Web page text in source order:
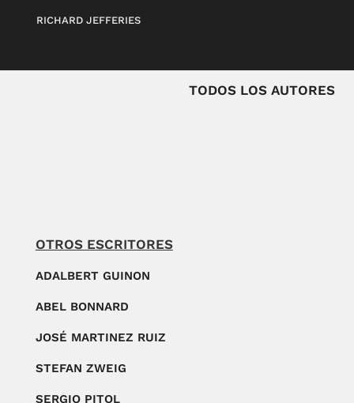
RICHARD JEFFERIES
TODOS LOS AUTORES
OTROS ESCRITORES
ADALBERT GUINON
ABEL BONNARD
JOSÉ MARTINEZ RUIZ
STEFAN ZWEIG
SERGIO PITOL